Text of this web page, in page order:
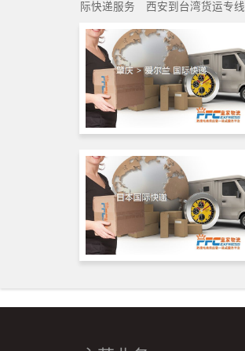
际快递服务
西安到台湾货运专线